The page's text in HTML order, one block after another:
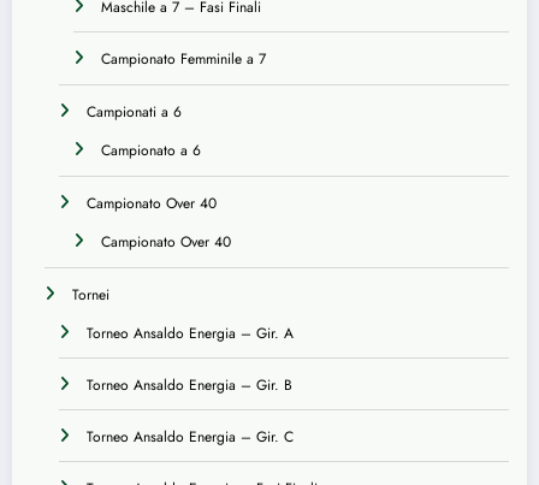
Maschile a 7 – Fasi Finali
Campionato Femminile a 7
Campionati a 6
Campionato a 6
Campionato Over 40
Campionato Over 40
Tornei
Torneo Ansaldo Energia – Gir. A
Torneo Ansaldo Energia – Gir. B
Torneo Ansaldo Energia – Gir. C